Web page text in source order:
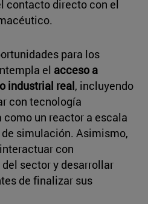
contacto directo con el
para los
el acceso a
industrial real, incluyendo
con tecnología
un reactor a escala
simulación. Asimismo,
con
sector y desarrollar
de finalizar sus